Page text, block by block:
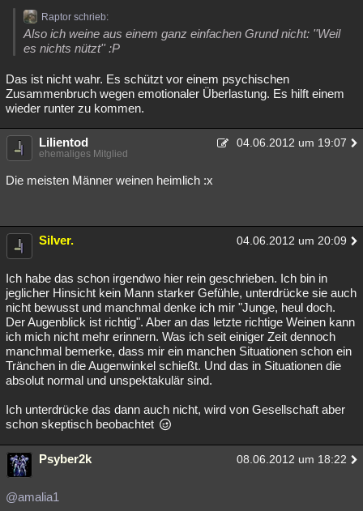
Raptor schrieb:
Also ich weine aus einem ganz einfachen Grund nicht: ''Weil
es nichts nützt'' :P
Das ist nicht wahr. Es schützt vor einem psychischen
Zusammenbruch wegen emotionaler Überlastung. Es hilft einem
wieder runter zu kommen.
Lilientod 04.06.2012 um 19:07
ehemaliges Mitglied
Die meisten Männer weinen heimlich :x
Silver. 04.06.2012 um 20:09
Ich habe das schon irgendwo hier rein geschrieben. Ich bin in
jeglicher Hinsicht kein Mann starker Gefühle, unterdrücke sie auch
nicht bewusst und manchmal denke ich mir "Junge, heul doch.
Der Augenblick ist richtig". Aber an das letzte richtige Weinen kann
ich mich nicht mehr erinnern. Was ich seit einiger Zeit dennoch
manchmal bemerke, dass mir ein manchen Situationen schon ein
Tränchen in die Augenwinkel schießt. Und das in Situationen die
absolut normal und unspektakulär sind.
Ich unterdrücke das dann auch nicht, wird von Gesellschaft aber
schon skeptisch beobachtet
Psyber2k 08.06.2012 um 18:22
@amalia1